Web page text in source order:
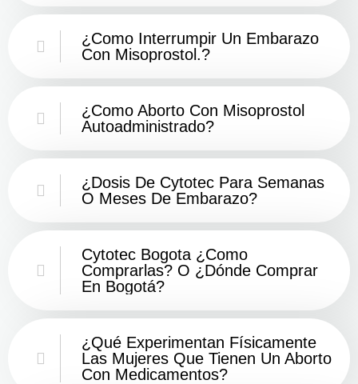
¿como Interrumpir Un Embarazo
Con Misoprostol.?
¿Como Aborto Con Misoprostol
Autoadministrado?
¿Dosis De Cytotec Para Semanas
O Meses De Embarazo?
Cytotec Bogota ¿Como
Comprarlas? O ¿Dónde Comprar
En Bogotá?
¿Qué Experimentan Físicamente
Las Mujeres Que Tienen Un Aborto
Con Medicamentos?